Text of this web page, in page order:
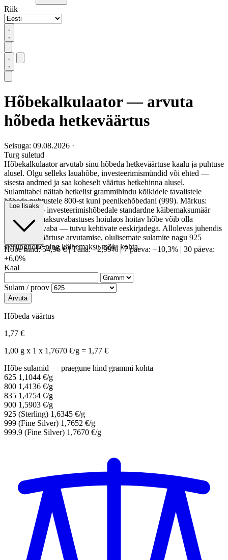
Riik
Hõbekalkulaator — arvuta
hõbeda hetkeväärtus
Seisuga: 09.08.2026 ·
Turg suletud
Hõbekalkulaator arvutab sinu hõbeda hetkeväärtuse kaalu ja puhtuse
alusel. Olgu selleks lauahõbe, investeerimismündid või ehted —
sisesta andmed ja saa koheselt väärtus hetkehinna alusel.
Sulamitabel näitab hetkelist grammihindu kõikidele tavalistele
hõbeda puhtustele 800-st kuni peenikehõbedani (999). Märkus:
Eestis kehtib investeerimishõbedale standardne käibemaksumäär
22%, kuid maksuvabastuses hoiulaos hoitav hõbe võib olla
käibemaksuvaba — tutvu kehtivate eeskirjadega. Allolevas juhendis
leiad kõik väärtuse arvutamise, olulisemate sulamite nagu 925
sterlinghõbe ning käibemaksu mõju kohta.
Hõbe hind:54,96 € | Täna: +2,99% | 7 päeva: +10,3% | 30 päeva:
+6,0%
Kaal
Sulam / proov
Arvuta
Hõbeda väärtus
1,77 €
1,00 g x 1 x 1,7670 €/g = 1,77 €
Hõbe sulamid — praegune hind grammi kohta
625 1,1044 €/g
800 1,4136 €/g
835 1,4754 €/g
900 1,5903 €/g
925 (Sterling) 1,6345 €/g
999 (Fine Silver) 1,7652 €/g
999.9 (Fine Silver) 1,7670 €/g